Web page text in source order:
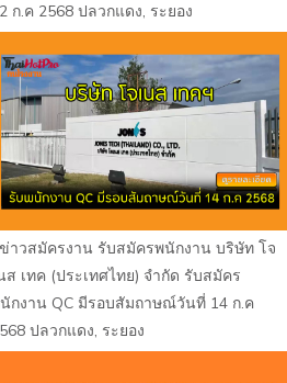
ก.ค 2568 ปลวกแดง, ระยอง
าวสมัครงาน รับสมัครพนักงาน บริษัท โจ
ส เทค (ประเทศไทย) จำกัด รับสมัคร
กงาน QC มีรอบสัมถาษณ์วันที่ 14 ก.ค
ปลวกแดง, ระยอง